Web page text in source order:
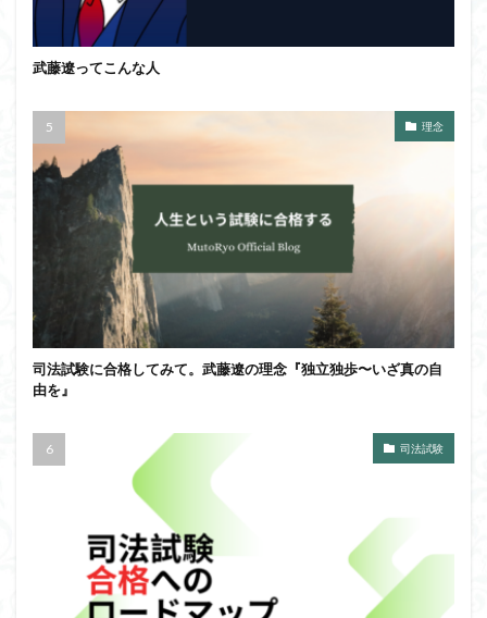
武藤遼ってこんな人
理念
司法試験に合格してみて。武藤遼の理念『独立独歩〜いざ真の自
由を』
司法試験